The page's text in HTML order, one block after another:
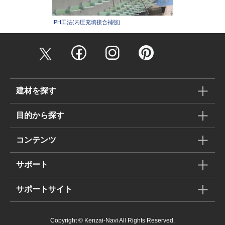
IPH工法(内圧充填接合補強)
建材を探す
目的から探す
コンテンツ
サポート
サポートサイト
Copyright © Kenzai-Navi All Rights Reserved.